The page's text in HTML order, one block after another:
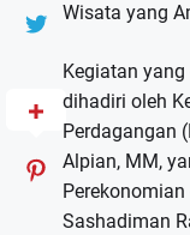
Wisata yang
Kegiatan
dihadiri oleh
Perdagangan
Alpian, MM,
Sashadiman